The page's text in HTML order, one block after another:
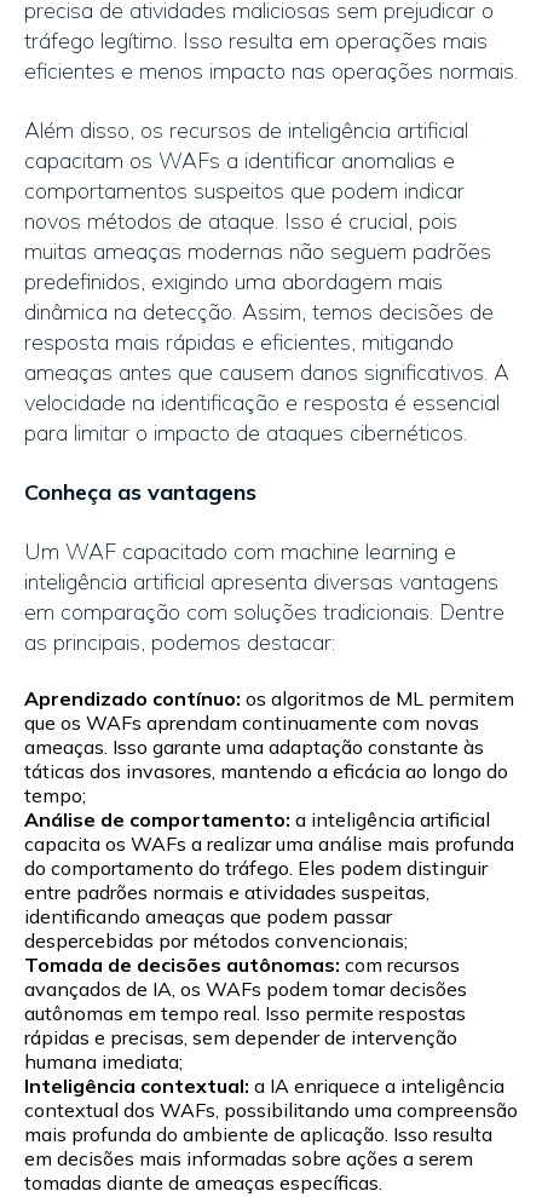
precisa de atividades maliciosas sem prejudicar o
tráfego legítimo. Isso resulta em operações mais
eficientes e menos impacto nas operações normais.
Além disso, os recursos de inteligência artificial
capacitam os WAFs a identificar anomalias e
comportamentos suspeitos que podem indicar
novos métodos de ataque. Isso é crucial, pois
muitas ameaças modernas não seguem padrões
predefinidos, exigindo uma abordagem mais
dinâmica na detecção. Assim, temos decisões de
resposta mais rápidas e eficientes, mitigando
ameaças antes que causem danos significativos. A
velocidade na identificação e resposta é essencial
para limitar o impacto de ataques cibernéticos.
Conheça as vantagens
Um WAF capacitado com machine learning e
inteligência artificial apresenta diversas vantagens
em comparação com soluções tradicionais. Dentre
as principais, podemos destacar:
Aprendizado contínuo: os algoritmos de ML permitem
que os WAFs aprendam continuamente com novas
ameaças. Isso garante uma adaptação constante às
táticas dos invasores, mantendo a eficácia ao longo do
tempo;
Análise de comportamento: a inteligência artificial
capacita os WAFs a realizar uma análise mais profunda
do comportamento do tráfego. Eles podem distinguir
entre padrões normais e atividades suspeitas,
identificando ameaças que podem passar
despercebidas por métodos convencionais;
Tomada de decisões autônomas: com recursos
avançados de IA, os WAFs podem tomar decisões
autônomas em tempo real. Isso permite respostas
rápidas e precisas, sem depender de intervenção
humana imediata;
Inteligência contextual: a IA enriquece a inteligência
contextual dos WAFs, possibilitando uma compreensão
mais profunda do ambiente de aplicação. Isso resulta
em decisões mais informadas sobre ações a serem
tomadas diante de ameaças específicas.